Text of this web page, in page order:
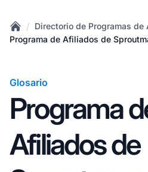
Home
/ Directorio de Programas de
Programa de Afiliados de
Glosario
Programa
Afiliados de